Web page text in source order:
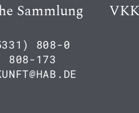
Sammlung VKK
808-0
808-173